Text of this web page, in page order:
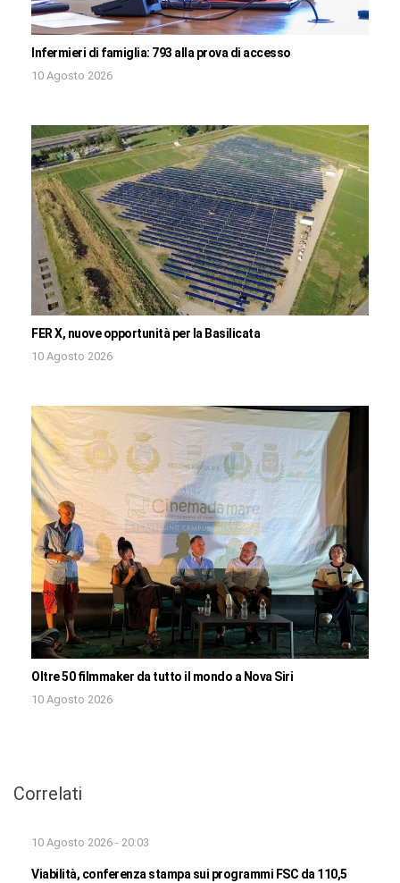
Infermieri di famiglia: 793 alla prova di accesso
10 Agosto 2026
FER X, nuove opportunità per la Basilicata
10 Agosto 2026
Oltre 50 filmmaker da tutto il mondo a Nova Siri
10 Agosto 2026
Correlati
10 Agosto 2026 - 20:03
Viabilità, conferenza stampa sui programmi FSC da 110,5